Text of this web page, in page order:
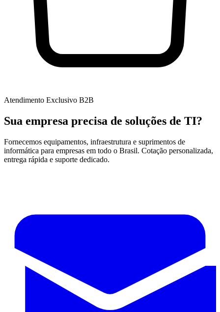
Atendimento Exclusivo B2B
Sua empresa precisa de soluções de TI?
Fornecemos equipamentos, infraestrutura e suprimentos de
informática para empresas em todo o Brasil. Cotação personalizada,
entrega rápida e suporte dedicado.